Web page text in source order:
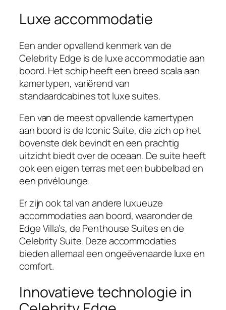
Luxe accommodatie
Een ander opvallend kenmerk van de
Celebrity Edge is de luxe accommodatie aan
boord. Het schip heeft een breed scala aan
kamertypen, variërend van
standaardcabines tot luxe suites.
Een van de meest opvallende kamertypen
aan boord is de Iconic Suite, die zich op het
bovenste dek bevindt en een prachtig
uitzicht biedt over de oceaan. De suite heeft
ook een eigen terras met een bubbelbad en
een privélounge.
Er zijn ook tal van andere luxueuze
accommodaties aan boord, waaronder de
Edge Villa’s, de Penthouse Suites en de
Celebrity Suite. Deze accommodaties
bieden allemaal een ongeëvenaarde luxe en
comfort.
Innovatieve technologie in